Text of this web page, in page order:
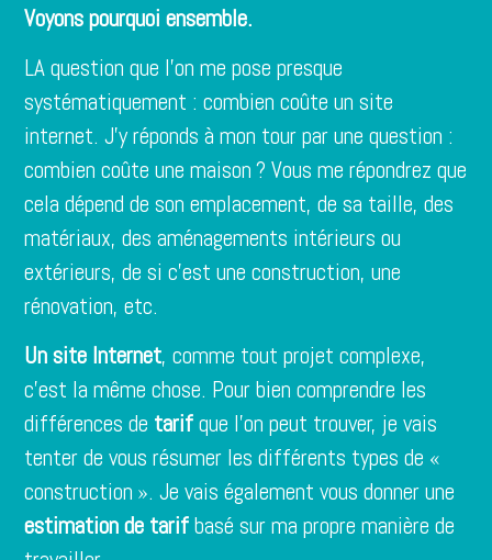
Voyons pourquoi ensemble.
LA question que l’on me pose presque
systématiquement : combien coûte un site
internet. J’y réponds à mon tour par une question :
combien coûte une maison ? Vous me répondrez que
cela dépend de son emplacement, de sa taille, des
matériaux, des aménagements intérieurs ou
extérieurs, de si c’est une construction, une
rénovation, etc.
Un site Internet, comme tout projet complexe,
c’est la même chose. Pour bien comprendre les
différences de tarifque l’on peut trouver, je vais
tenter de vous résumer les différents types de «
construction ». Je vais également vous donner une
estimation de tarifbasé sur ma propre manière de